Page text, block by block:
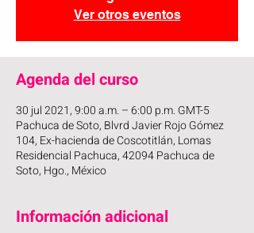
Ver otros eventos
Agenda del curso
30 jul 2021, 9:00 a.m. – 6:00 p.m. GMT-5
Pachuca de Soto, Blvrd Javier Rojo Gómez
104, Ex-hacienda de Coscotitlán, Lomas
Residencial Pachuca, 42094 Pachuca de
Soto, Hgo., México
Información adicional